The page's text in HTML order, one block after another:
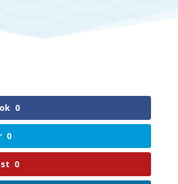
0
0
0